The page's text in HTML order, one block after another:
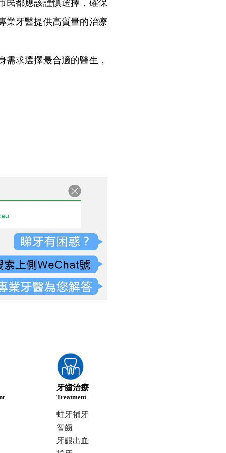
民都應該謹慎選擇，確保
業牙醫提供高質量的治療
求選擇最合適的醫生，
牙齒治療
Treatment
蛀牙補牙
智齒
牙齦出血